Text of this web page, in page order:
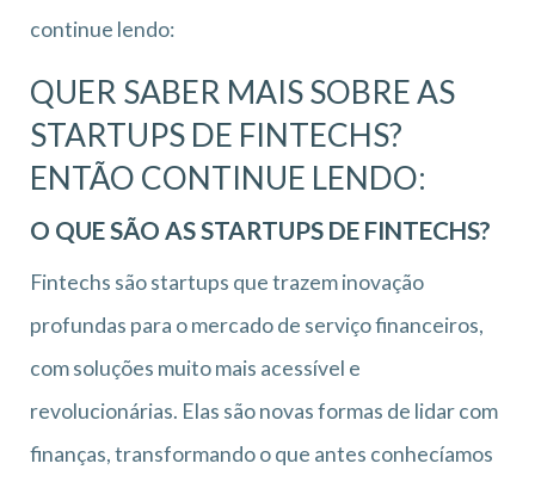
continue lendo:
QUER SABER MAIS SOBRE AS
STARTUPS DE FINTECHS?
ENTÃO CONTINUE LENDO:
O QUE SÃO AS STARTUPS DE FINTECHS?
Fintechs são startups que trazem inovação
profundas para o mercado de serviço financeiros,
com soluções muito mais acessível e
revolucionárias. Elas são novas formas de lidar com
finanças, transformando o que antes conhecíamos